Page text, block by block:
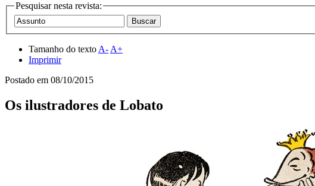
Pesquisar nesta revista:
Tamanho do texto A- A+
Imprimir
Postado em 08/10/2015
Os ilustradores de Lobato